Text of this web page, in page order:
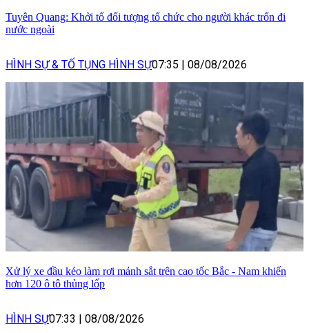
Tuyên Quang: Khởi tố đối tượng tổ chức cho người khác trốn đi
nước ngoài
HÌNH SỰ & TỐ TỤNG HÌNH SỰ07:35 | 08/08/2026
Xử lý xe đầu kéo làm rơi mảnh sắt trên cao tốc Bắc - Nam khiến
hơn 120 ô tô thủng lốp
HÌNH SỰ07:33 | 08/08/2026